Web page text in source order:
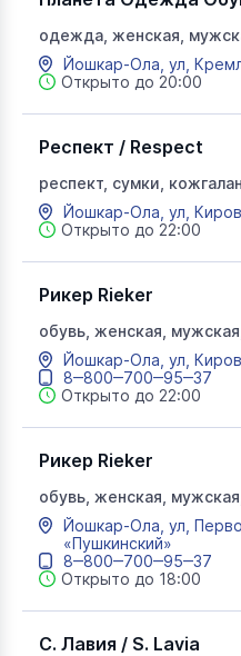
одежда, женская,
джинсы
Йошкар-Ола, ул,
Открыто до 20:00
Респект / Respect
респект, сумки,
Йошкар-Ола, ул,
Открыто до 22:00
Рикер Rieker
обувь, женская,
Йошкар-Ола, ул,
8‒800‒700‒95‒37
Открыто до 22:00
Рикер Rieker
обувь, женская,
Йошкар-Ола, ул,
«Пушкинский»
8‒800‒700‒95‒37
Открыто до 18:00
С. Лавия / S. Lavia